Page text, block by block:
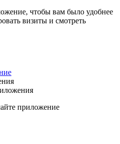
чтобы вам было удобнее
визиты и смотреть
приложение